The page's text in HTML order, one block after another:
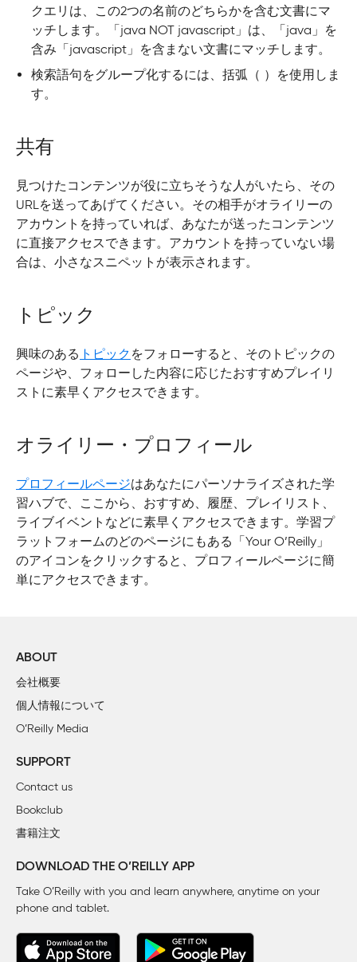
クエリは、この2つの名前のどちらかを含む文書にマ
ッチします。「java NOT javascript」は、「java」を
含み「javascript」を含まない文書にマッチします。
検索語句をグループ化するには、括弧（ ）を使用しま
す。
共有
見つけたコンテンツが役に立ちそうな人がいたら、その
URLを送ってあげてください。その相手がオライリーの
アカウントを持っていれば、あなたが送ったコンテンツ
に直接アクセスできます。アカウントを持っていない場
合は、小さなスニペットが表示されます。
トピック
興味のある トピック をフォローすると、そのトピックの
ページや、フォローした内容に応じたおすすめプレイリ
ストに素早くアクセスできます。
オライリー・プロフィール
プロフィールページはあなたにパーソナライズされた学
習ハブで、ここから、おすすめ、履歴、プレイリスト、
ライブイベントなどに素早くアクセスできます。学習プ
ラットフォームのどのページにもある「Your O’Reilly」
のアイコンをクリックすると、プロフィールページに簡
単にアクセスできます。
ABOUT
会社概要
個人情報について
O’Reilly Media
SUPPORT
Contact us
Bookclub
書籍注文
DOWNLOAD THE O’REILLY APP
Take O’Reilly with you and learn anywhere, anytime on your
phone and tablet.